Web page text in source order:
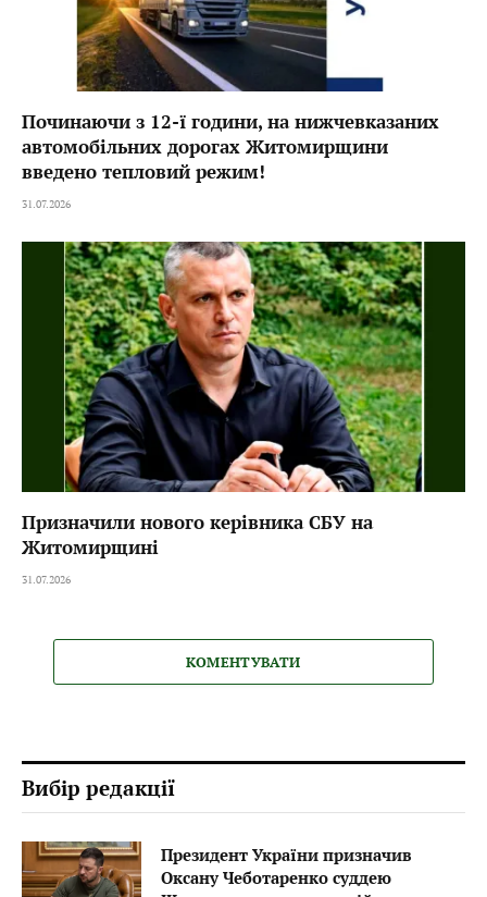
Починаючи з 12-ї години, на нижчевказаних
автомобільних дорогах Житомирщини
введено тепловий режим!
31.07.2026
Призначили нового керівника СБУ на
Житомирщині
31.07.2026
КОМЕНТУВАТИ
Вибір редакції
Президент України призначив
Оксану Чеботаренко суддею